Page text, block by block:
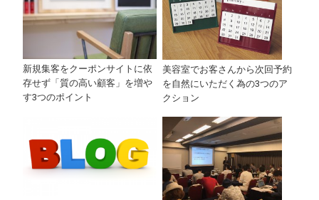
新規集客をクーポンサイトに依
存せず「質の高い顧客」を増や
す3つのポイント
美容室でお客さんから次回予約
を自然にいただく為の3つのア
クション